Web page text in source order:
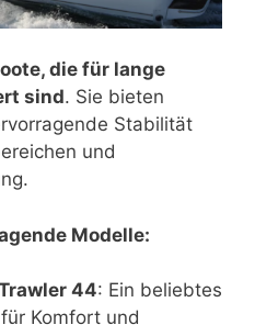
die für lange
sind. Sie bieten
Stabilität
und
Modelle:
44: Ein beliebtes
Komfort und